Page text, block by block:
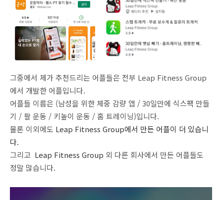
그중에서 제가 추천드리는 어플들은 전부 Leap Fitness Group
에서 개발한 어플입니다.
어플들 이름은 (남성을 위한 체중 감량 앱 / 30일만에 식스팩 만들
기 / 팔 운동 / 키높이 운동 / 홈 트레이닝)입니다.
물론 이외에도 Leap Fitness Group에서 만든 어플이 더 있습니
다.
그리고 Leap Fitness Group 외 다른 회사에서 만든 어플들도
정말 많습니다.